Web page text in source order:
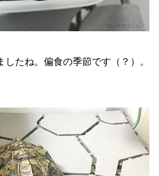
たね。偏食の季節です（？）。